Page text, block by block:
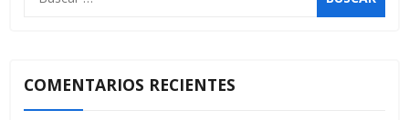
COMENTARIOS RECIENTES